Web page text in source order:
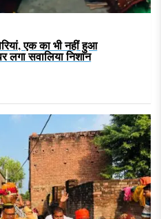
एक का भी नहीं हुआ
लगा सवालिया निशान